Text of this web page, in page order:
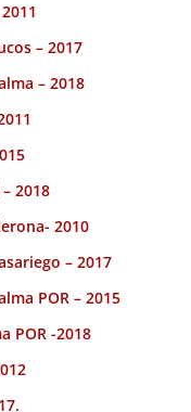
– 2017
– 2018
2018
2010
– 2017
POR – 2015
POR -2018